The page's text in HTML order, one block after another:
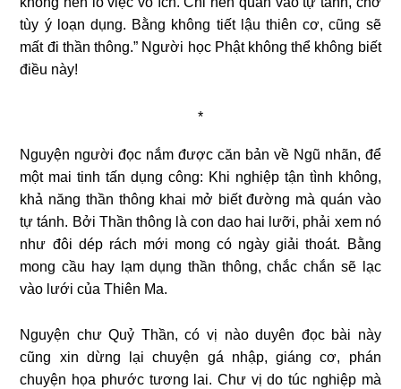
tùy ý loạn dụng. Bằng không tiết lậu thiên cơ, cũng sẽ
mất đi thần thông.” Người học Phật không thể không biết
điều này!
*
Nguyện người đọc nắm được căn bản về Ngũ nhãn, để
một mai tinh tấn dụng công: Khi nghiệp tận tình không,
khả năng thần thông khai mở biết đường mà quán vào
tự tánh. Bởi Thần thông là con dao hai lưỡi, phải xem nó
như đôi dép rách mới mong có ngày giải thoát. Bằng
mong cầu hay lạm dụng thần thông, chắc chắn sẽ lạc
vào lưới của Thiên Ma.
Nguyện chư Quỷ Thần, có vị nào duyên đọc bài này
cũng xin dừng lại chuyện gá nhập, giáng cơ, phán
chuyện họa phước tương lai. Chư vị do túc nghiệp mà